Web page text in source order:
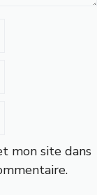
mon site dans